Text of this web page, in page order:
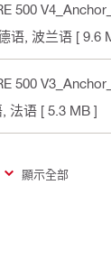
500
语, 波兰语 [ 9.6
500
, 法语 [ 5.3 MB ]
顯示全部